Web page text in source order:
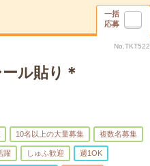
一括
応募
No.TKT522
ル貼り＊
10名以上の大量募集 複数名募集
躍 しゅふ歓迎 週1OK